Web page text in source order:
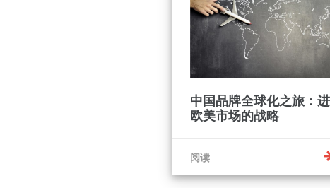
中国品牌全球化之旅：
欧美市场的战略
阅读